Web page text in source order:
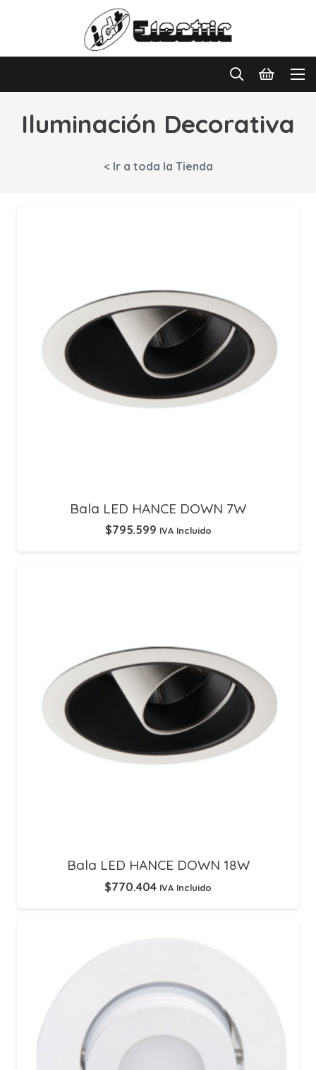
Iluminación Decorativa
< Ir a toda la Tienda
Bala LED HANCE DOWN 7W
$795.599 IVA Incluido
Bala LED HANCE DOWN 18W
$770.404 IVA Incluido